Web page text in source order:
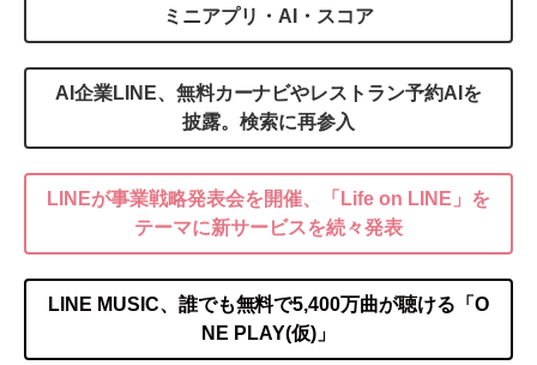
ミニアプリ・AI・スコア
AI企業LINE、無料カーナビやレストラン予約AIを
披露。検索に再参入
LINEが事業戦略発表会を開催、「Life on LINE」を
テーマに新サービスを続々発表
LINE MUSIC、誰でも無料で5,400万曲が聴ける「O
NE PLAY(仮)」